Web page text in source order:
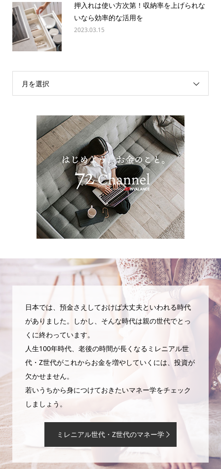
押入れは使い方次第！収納率を上げられな
いなら効率的な活用を
2023.03.15
月を選択
日本では、預金さえしておけば大丈夫といわれる時代
がありました。しかし、そんな時代は親の世代でとっ
くに終わっています。
人生100年時代、老後の時間が長くなるミレニアル世
代・Z世代がこれからお金を増やしていくには、投資が
欠かせません。
若いうちから身につけておきたいマネー学をチェック
しましょう。
ミレニアル世代・Z世代のマネー学